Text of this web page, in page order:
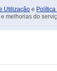
Utilização e
melhorias do